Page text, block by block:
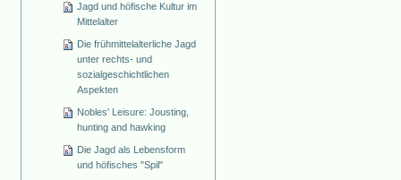
Jagd und höfische Kultur im
Mittelalter
Die frühmittelalterliche Jagd
unter rechts- und
sozialgeschichtlichen
Aspekten
Nobles' Leisure: Jousting,
hunting and hawking
Die Jagd als Lebensform
und höfisches "Spil"